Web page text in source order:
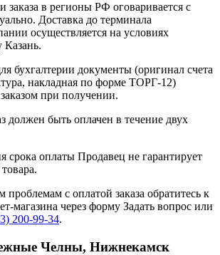
заказа в регионы РФ оговаривается с
Доставка до терминала
осуществляется на условиях
Казань.
бухгалтерии документы (оригинал счета
накладная по форме ТОРГ-12)
при получении.
должен быть оплачен в течение двух
срока оплаты Продавец не гарантирует
с оплатой заказа обратитесь к
магазина через форму Задать вопрос или
200-99-34.
Челны, Нижнекамск